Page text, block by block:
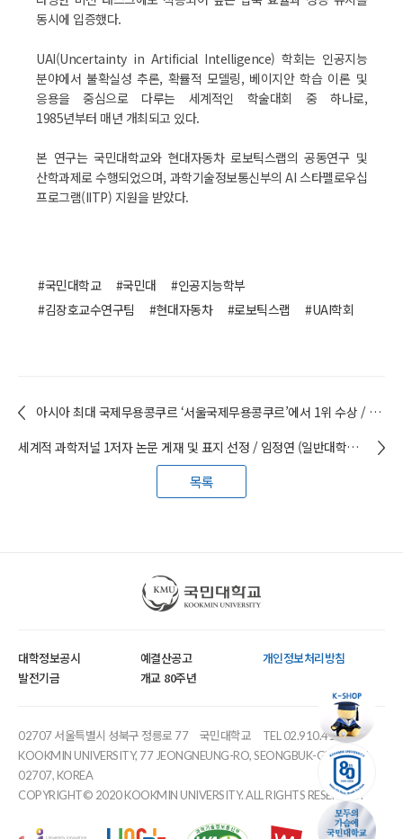
동시에 입증했다.
UAI(Uncertainty in Artificial Intelligence) 학회는 인공지능
분야에서 불확실성 추론, 확률적 모델링, 베이지안 학습 이론 및
응용을 중심으로 다루는 세계적인 학술대회 중 하나로,
1985년부터 매년 개최되고 있다.
본 연구는 국민대학교와 현대자동차 로보틱스랩의 공동연구 및
산학과제로 수행되었으며, 과학기술정보통신부의 AI 스타펠로우십
프로그램(IITP) 지원을 받았다.
#국민대학교 #국민대
#인공지능학부
#김장호교수연구팀
#현대자동차 #로보틱스랩 #UAI학회
아시아 최대 국제무용콩쿠르 ‘서울국제무용콩쿠르’에서 1위 수상 / 이예성(공연예술학부) 학생
세계적 과학저널 1저자 논문 게재 및 표지 선정 / 임정연 (일반대학원 지능형반도체및디스플레이학과 석사과정 24) 학생
목록
국민대학교
대학정보공시 예결산공고
개인정보처리방침
발전기금
개교 80주년
02707 서울특별시 성북구 정릉로 77 국민대학교
TEL 02.910.4114
KOOKMIN UNIVERSITY, 77 JEONGNEUNG-RO, SEONGBUK-GU, SEOUL,
02707, KOREA
COPYRIGHT© 2020 KOOKMIN UNIVERSITY. ALL RIGHTS RESERVED.